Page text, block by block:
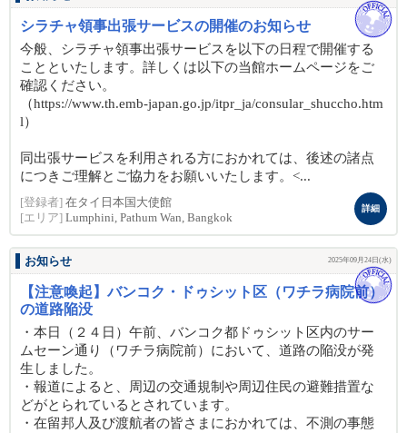
シラチャ領事出張サービスの開催のお知らせ
今般、シラチャ領事出張サービスを以下の日程で開催する
ことといたします。詳しくは以下の当館ホームページをご
確認ください。
（https://www.th.emb-japan.go.jp/itpr_ja/consular_shuccho.htm
l）
同出張サービスを利用される方におかれては、後述の諸点
につきご理解とご協力をお願いいたします。<...
[登録者] 在タイ日本国大使館
[エリア] Lumphini, Pathum Wan, Bangkok
詳細
お知らせ 2025年09月24日(水)
【注意喚起】バンコク・ドゥシット区（ワチラ病院前）
の道路陥没
・本日（２４日）午前、バンコク都ドゥシット区内のサー
ムセーン通り（ワチラ病院前）において、道路の陥没が発
生しました。
・報道によると、周辺の交通規制や周辺住民の避難措置な
どがとられているとされています。
・在留邦人及び渡航者の皆さまにおかれては、不測の事態